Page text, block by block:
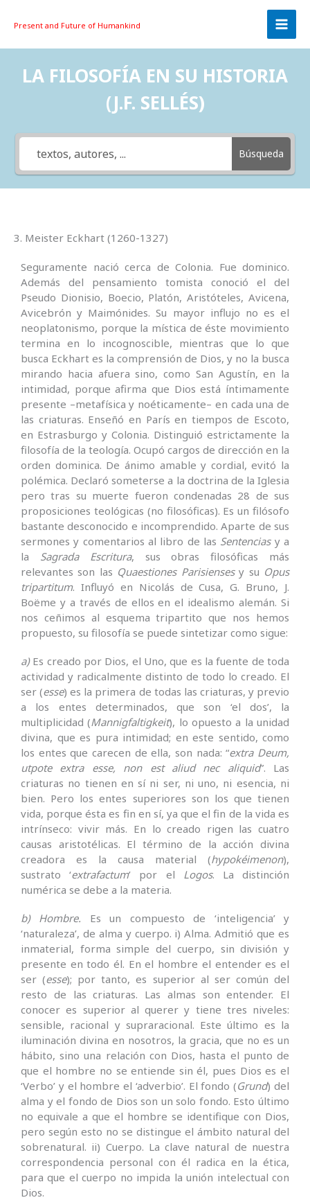
Present and Future of Humankind
LA FILOSOFÍA EN SU HISTORIA
(J.F. SELLÉS)
Búsqueda
3. Meister Eckhart (1260-1327)
Seguramente nació cerca de Colonia. Fue dominico.
Además del pensamiento tomista conoció el del
Pseudo Dionisio, Boecio, Platón, Aristóteles, Avicena,
Avicebrón y Maimónides. Su mayor influjo no es el
neoplatonismo, porque la mística de éste movimiento
termina en lo incognoscible, mientras que lo que
busca Eckhart es la comprensión de Dios, y no la busca
mirando hacia afuera sino, como San Agustín, en la
intimidad, porque afirma que Dios está íntimamente
presente –metafísica y noéticamente– en cada una de
las criaturas. Enseñó en París en tiempos de Escoto,
en Estrasburgo y Colonia. Distinguió estrictamente la
filosofía de la teología. Ocupó cargos de dirección en la
orden dominica. De ánimo amable y cordial, evitó la
polémica. Declaró someterse a la doctrina de la Iglesia
pero tras su muerte fueron condenadas 28 de sus
proposiciones teológicas (no filosóficas). Es un filósofo
bastante desconocido e incomprendido. Aparte de sus
sermones y comentarios al libro de las Sentenciasy a
la Sagrada Escritura, sus obras filosóficas más
relevantes son las Quaestiones Parisiensesy su Opus
tripartitum. Influyó en Nicolás de Cusa, G. Bruno, J.
Boëme y a través de ellos en el idealismo alemán. Si
nos ceñimos al esquema tripartito que nos hemos
propuesto, su filosofía se puede sintetizar como sigue:
a) Es creado por Dios, el Uno, que es la fuente de toda
actividad y radicalmente distinto de todo lo creado. El
ser (esse) es la primera de todas las criaturas, y previo
a los entes determinados, que son ‘el dos’, la
multiplicidad (Mannigfaltigkeit), lo opuesto a la unidad
divina, que es pura intimidad; en este sentido, como
los entes que carecen de ella, son nada: “extra Deum,
utpote extra esse, non est aliud nec aliquid”. Las
criaturas no tienen en sí ni ser, ni uno, ni esencia, ni
bien. Pero los entes superiores son los que tienen
vida, porque ésta es fin en sí, ya que el fin de la vida es
intrínseco: vivir más. En lo creado rigen las cuatro
causas aristotélicas. El término de la acción divina
creadora es la causa material (hypokéimenon),
sustrato ‘extrafactum’ por el Logos. La distinción
numérica se debe a la materia.
b) Hombre. Es un compuesto de ‘inteligencia’ y
‘naturaleza’, de alma y cuerpo. i) Alma. Admitió que es
inmaterial, forma simple del cuerpo, sin división y
presente en todo él. En el hombre el entender es el
ser (esse); por tanto, es superior al ser común del
resto de las criaturas. Las almas son entender. El
conocer es superior al querer y tiene tres niveles:
sensible, racional y supraracional. Este último es la
iluminación divina en nosotros, la gracia, que no es un
hábito, sino una relación con Dios, hasta el punto de
que el hombre no se entiende sin él, pues Dios es el
‘Verbo’ y el hombre el ‘adverbio’. El fondo (Grund) del
alma y el fondo de Dios son un solo fondo. Esto último
no equivale a que el hombre se identifique con Dios,
pero según esto no se distingue el ámbito natural del
sobrenatural. ii) Cuerpo. La clave natural de nuestra
correspondencia personal con él radica en la ética,
para que el cuerpo no impida la unión intelectual con
Dios.